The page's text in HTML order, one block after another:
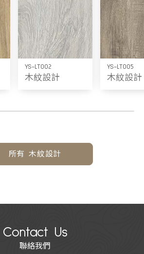
YS-LT002
木紋設計
YS-LT005
木紋設計
所有 木紋設計
Contact Us
聯絡我們